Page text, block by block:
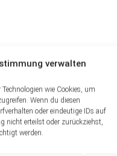
verwalten
wie Cookies, um
Wenn du diesen
oder eindeutige IDs auf
nicht erteilst oder zurückziehst,
werden.
Was ist